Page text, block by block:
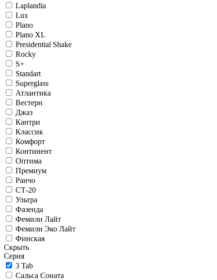
Laplandia
Lux
Plano
Plano XL
Presidential Shake
Rocky
S+
Standart
Superglass
Атлантика
Вестерн
Джаз
Кантри
Классик
Комфорт
Континент
Оптима
Премиум
Ранчо
СТ-20
Ультра
Фазенда
Фемили Лайт
Фемили Эко Лайт
Финская
Скрыть
Серия
3 Tab
Сальса Соната